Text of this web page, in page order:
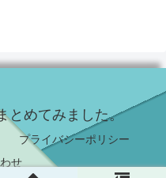
とめてみました。
プライバシーポリシー
せ